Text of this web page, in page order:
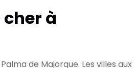
à
de Majorque. Les villes aux